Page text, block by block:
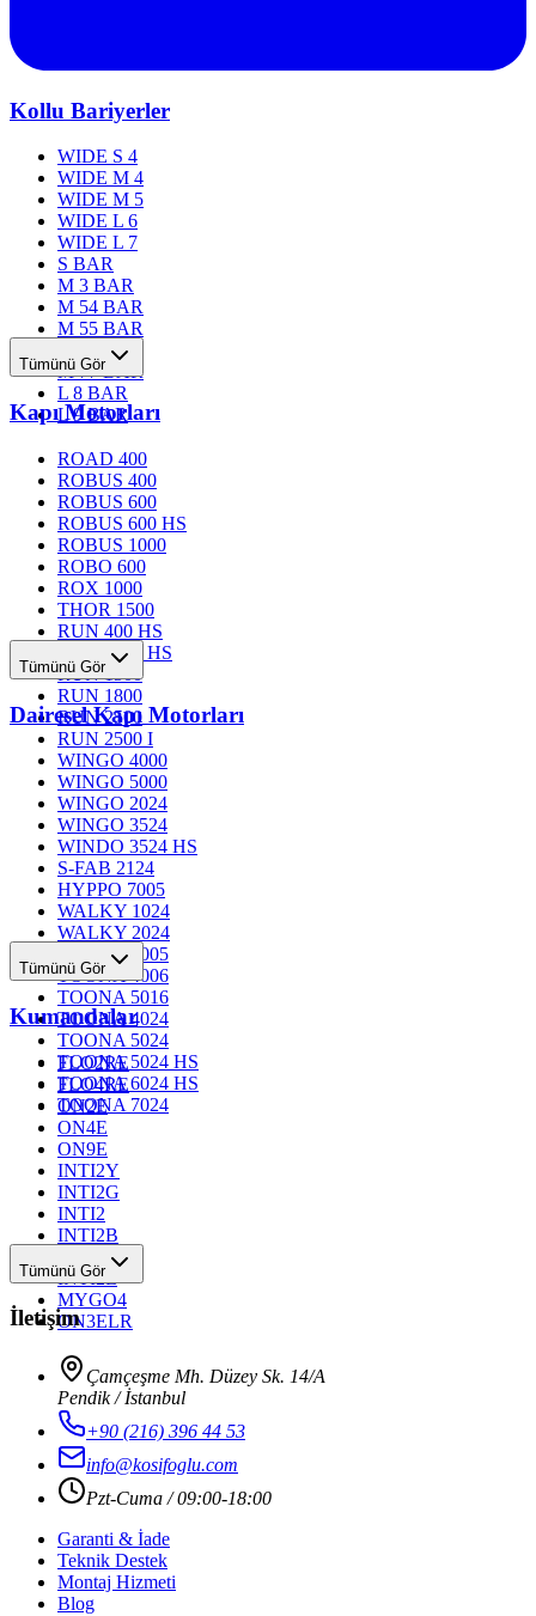
Kollu Bariyerler
WIDE S 4
WIDE M 4
WIDE M 5
WIDE L 6
WIDE L 7
S BAR
M 3 BAR
M 54 BAR
M 55 BAR
M 76 BAR
M 77 BAR
L 8 BAR
L 9 BAR
Tümünü Gör
Kapı Motorları
ROAD 400
ROBUS 400
ROBUS 600
ROBUS 600 HS
ROBUS 1000
ROBO 600
ROX 1000
THOR 1500
RUN 400 HS
RUN 1200 HS
RUN 1500
RUN 1800
RUN 2500
RUN 2500 I
Tümünü Gör
Dairesel Kapı Motorları
WINGO 4000
WINGO 5000
WINGO 2024
WINGO 3524
WINDO 3524 HS
S-FAB 2124
HYPPO 7005
WALKY 1024
WALKY 2024
TOONA 4005
TOONA 4006
TOONA 5016
TOONA 4024
TOONA 5024
TOONA 5024 HS
TOONA 6024 HS
TOONA 7024
Tümünü Gör
Kumandalar
FLO2RE
FLO4RE
ON2E
ON4E
ON9E
INTI2Y
INTI2G
INTI2
INTI2B
INTI2R
INTI2L
MYGO4
ON3ELR
Tümünü Gör
İletişim
Çamçeşme Mh. Düzey Sk. 14/A
Pendik / İstanbul
+90 (216) 396 44 53
info@kosifoglu.com
Pzt-Cuma / 09:00-18:00
Garanti & İade
Teknik Destek
Montaj Hizmeti
Blog